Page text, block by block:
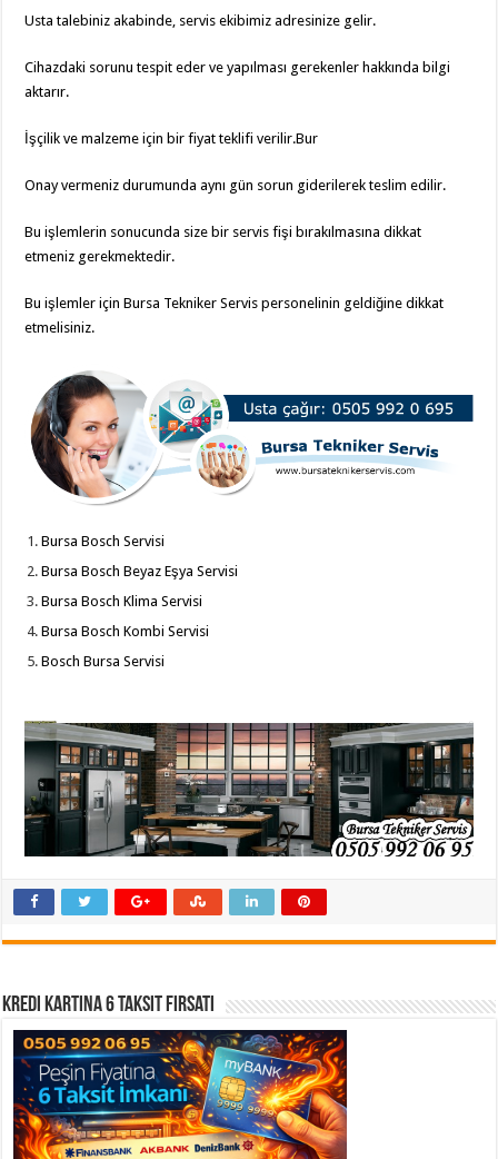
Usta talebiniz akabinde, servis ekibimiz adresinize gelir.
Cihazdaki sorunu tespit eder ve yapılması gerekenler hakkında bilgi
aktarır.
İşçilik ve malzeme için bir fiyat teklifi verilir.Bur
Onay vermeniz durumunda aynı gün sorun giderilerek teslim edilir.
Bu işlemlerin sonucunda size bir servis fişi bırakılmasına dikkat
etmeniz gerekmektedir.
Bu işlemler için Bursa Tekniker Servis personelinin geldiğine dikkat
etmelisiniz.
Bursa Bosch Servisi
Bursa Bosch Beyaz Eşya Servisi
Bursa Bosch Klima Servisi
Bursa Bosch Kombi Servisi
Bosch Bursa Servisi
Kredi Kartına 6 Taksit Fırsatı